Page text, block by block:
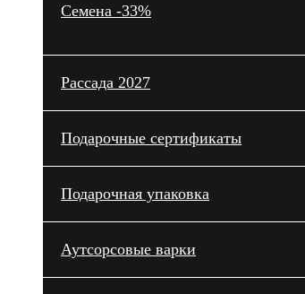
Семена -33%
Рассада 2027
Подарочные сертификаты
Подарочная упаковка
Аутсорсовые варки